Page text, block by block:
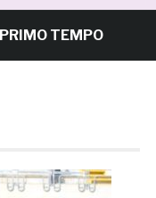
6 ore fa